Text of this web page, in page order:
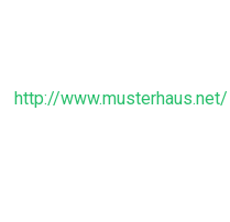
http://www.musterhaus.net/